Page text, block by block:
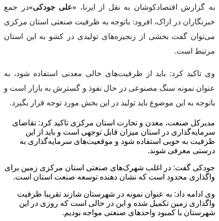
به گزارش اقتصادکوشان به نقل از ایرنا، «علی جودکی»در جمع
خبرنگاران در اراک، افرود: باتوجه به ظرفیت صنعتی استان مرکزی
می‌توان گفت بخشی از زنجیره‌های تولیدی در کشو به این استان
مرتبط است.
وی تاکید کرد: باید از ظرفیت‌های خالی معدنی استفاده شود، به
عنوان نمونه سنگ مصنوعی در حال نفوذ و گسترش به بازار است و
باتوجه به این موضوع باید تولید در این بخش مورد توجه قرار بگیرد.
مدیرکل صنعت، معدن و تجارت استان مرکزی تاکید کرد: تقاضای
سرمایه‌گذاری در استان میزان قابل توجهی است و باید از این
ظرفیت به خوبی استفاده شود و موقعیت‌های سرمایه‌گذاری به
درستی معرفی شوند.
جودکی گفت: در اغلب شهرک‌های صنعتی استان مرکزی زمین برای
واگذاری محدود است که نشان دهنده توسعه صنعت استان است.
وی ادامه داد: به عنوان نمونه در شهرستان شازند تقریبا ظرفیت
واگذاری زمین تکمیل شده و این در حالی است که روزی در این
شهرستان با کمبود واحدهای صنعتی مواجه بودیم.